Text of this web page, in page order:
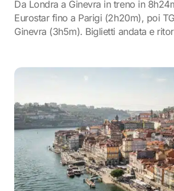
Da Londra a Ginevra in treno in
Eurostar fino a Parigi (2h20m), poi
Ginevra (3h5m). Biglietti andata e